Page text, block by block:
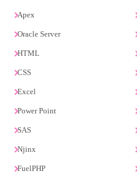
Apex
Oracle Server
HTML
CSS
Excel
Power Point
SAS
Njinx
FuelPHP